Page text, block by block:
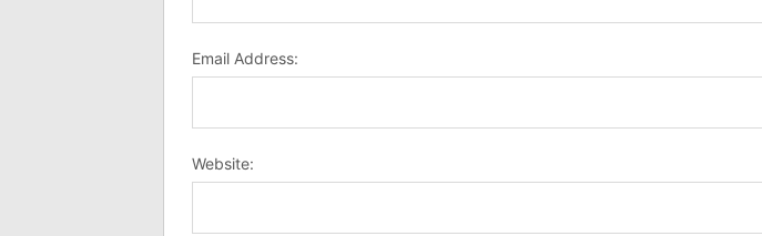
Email Address:
Website: